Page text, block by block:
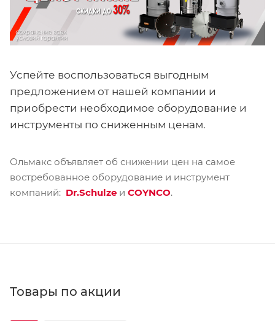
Успейте воспользоваться выгодным
предложением от нашей компании и
приобрести необходимое оборудование и
инструменты по сниженным ценам.
Ольмакс объявляет об снижении цен на самое
востребованное оборудование и инструмент
компаний: Dr.Schulze и COYNCO.
Товары по акции